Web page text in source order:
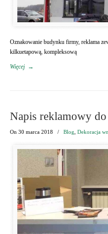
Oznakowanie budynku firmy, reklama
kilkuetapową, kompleksową
Więcej →
Napis reklamowy
On 30 marca 2018 / Blog Dekoracja